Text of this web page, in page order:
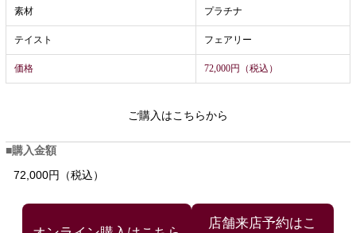
素材 プラチナ
テイスト フェアリー
価格 72,000円（税込）
ご購入はこちらから
購入金額
72,000円（税込）
店舗来店予約はこ